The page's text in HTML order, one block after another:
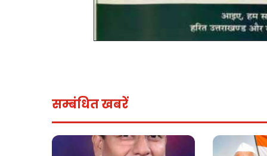
सम्बंधित खबरें